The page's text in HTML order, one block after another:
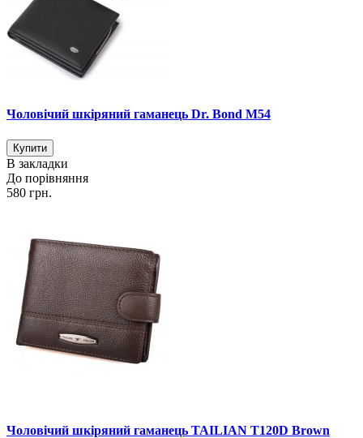
Чоловічий шкіряний гаманець Dr. Bond M54
В закладки
До порівняння
580 грн.
Чоловічий шкіряний гаманець TAILIAN T120D Brown